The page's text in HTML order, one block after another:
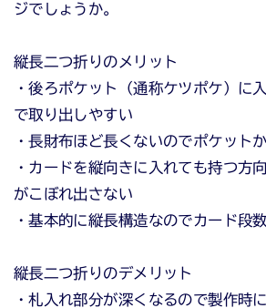
ジでしょうか。
縦長二つ折りのメリット
・後ろポケット（通称ケツポケ）に
で取り出しやすい
・長財布ほど長くないのでポケット
・カードを縦向きに入れても持つ方
がこぼれ出さない
・基本的に縦長構造なのでカード段
縦長二つ折りのデメリット
・札入れ部分が深くなるので製作時